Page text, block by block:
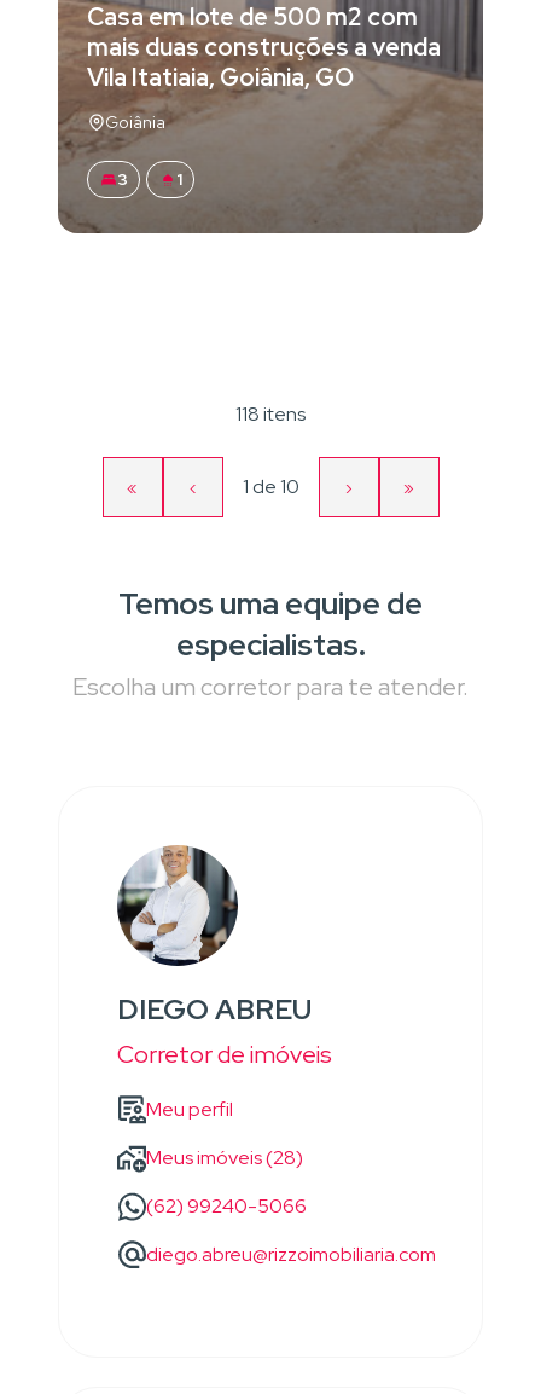
Casa em lote de 500 m2 com
mais duas construções a venda
Vila Itatiaia, Goiânia, GO
Goiânia
3 1
118 itens
Primeira
página
«
Página
anterior
‹ Página
1 de10
Próxima
página
›
Última
página
»
Temos uma equipe de
especialistas.
Escolha um corretor para te atender.
DIEGO ABREU
Corretor de imóveis
Meu perfil
Meus imóveis (28)
(62) 99240-5066
diego.abreu@rizzoimobiliaria.com